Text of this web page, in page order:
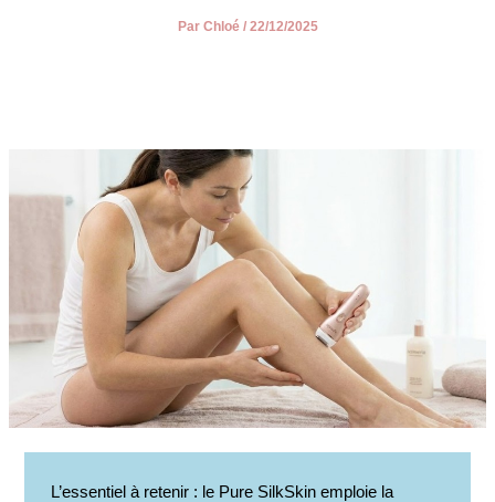
Par Chloé / 22/12/2025
L’essentiel à retenir : le Pure SilkSkin emploie la